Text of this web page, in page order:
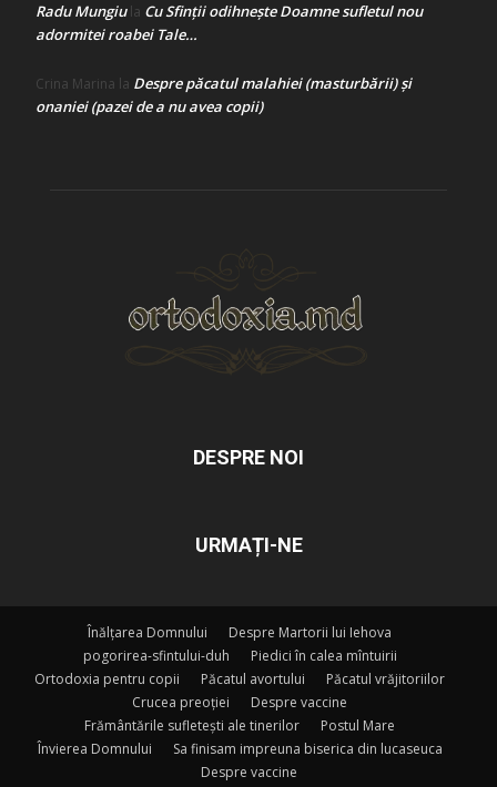
Radu Mungiula Cu Sfinții odihnește Doamne sufletul nou
adormitei roabei Tale…
Crina Marina la Despre păcatul malahiei (masturbării) şi
onaniei (pazei de a nu avea copii)
DESPRE NOI
URMAȚI-NE
Înălțarea Domnului
Despre Martorii lui Iehova
pogorirea-sfintului-duh
Piedici în calea mîntuirii
Ortodoxia pentru copii
Păcatul avortului
Păcatul vrăjitoriilor
Crucea preoției
Despre vaccine
Frământările sufletești ale tinerilor
Postul Mare
Învierea Domnului
Sa finisam impreuna biserica din lucaseuca
Despre vaccine